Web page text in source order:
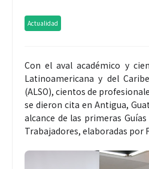
Actualidad
Con el aval académico y
Latinoamericana y del
(ALSO), cientos de
se dieron cita en Antigua,
alcance de las primeras
Trabajadores, elaboradas por